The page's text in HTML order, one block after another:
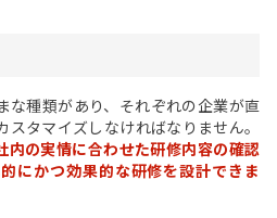
な種類があり、それぞれの企業が直
タマイズしなければなりません。
内の実情に合わせた研修内容の確認
にかつ効果的な研修を設計できま